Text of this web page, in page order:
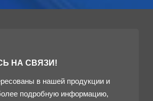
НА СВЯЗИ!
в нашей продукции и
подробную информацию,